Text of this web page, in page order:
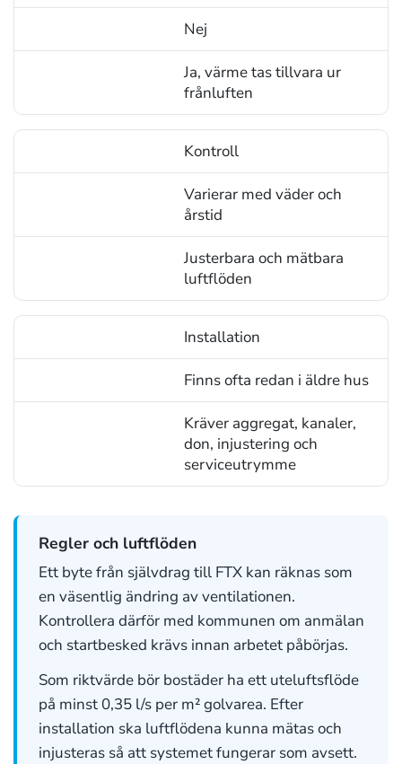
Nej
Ja, värme tas tillvara ur
frånluften
Kontroll
Varierar med väder och
årstid
Justerbara och mätbara
luftflöden
Installation
Finns ofta redan i äldre hus
Kräver aggregat, kanaler,
don, injustering och
serviceutrymme
Regler och luftflöden
Ett byte från självdrag till FTX kan räknas som
en väsentlig ändring av ventilationen.
Kontrollera därför med kommunen om anmälan
och startbesked krävs innan arbetet påbörjas.
Som riktvärde bör bostäder ha ett uteluftsflöde
på minst 0,35 l/s per m² golvarea. Efter
installation ska luftflödena kunna mätas och
injusteras så att systemet fungerar som avsett.